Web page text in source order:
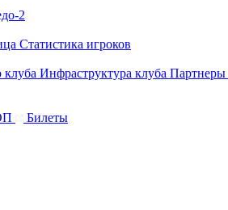
2
Статистика игроков
клуба Инфраструктура клуба Партнеры
Билеты